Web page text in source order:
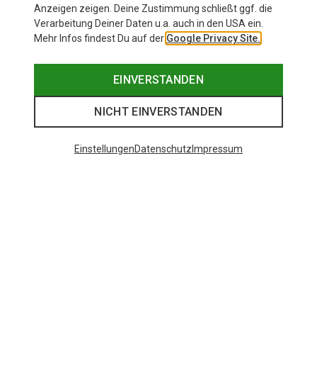
Anzeigen zeigen. Deine Zustimmung schließt ggf. die
Verarbeitung Deiner Daten u.a. auch in den USA ein.
Mehr Infos findest Du auf der Google Privacy Site.
EINVERSTANDEN
NICHT EINVERSTANDEN
EinstellungenDatenschutz Impressum